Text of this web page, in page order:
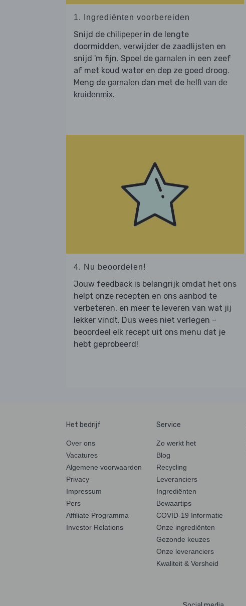
1. Ingrediënten voorbereiden
Snijd de chilipeper in de lengte
doormidden, verwijder de zaadlijsten en
snijd 'm fijn. Spoel de garnalen in een zeef
af met koud water en dep ze goed droog.
Meng de garnalen dan met de helft van de
kruidenmix.
4. Nu beoordelen!
Jouw feedback is belangrijk omdat het ons
helpt onze recepten en ons aanbod te
verbeteren, en meer te leveren van wat jij
lekker vindt. Dus wees niet verlegen –
beoordeel elk recept uit ons menu dat je
hebt geprobeerd!
Het bedrijf
Over ons
Vacatures
Algemene voorwaarden
Privacy
Impressum
Pers
Affiliate Programma
Investor Relations
Service
Zo werkt het
Blog
Recycling
Leveranciers
Ingrediënten
Bewaartips
COVID-19 Informatie
Onze ingrediënten
Gezonde keuzes
Onze leveranciers
Kwaliteit & Versheid